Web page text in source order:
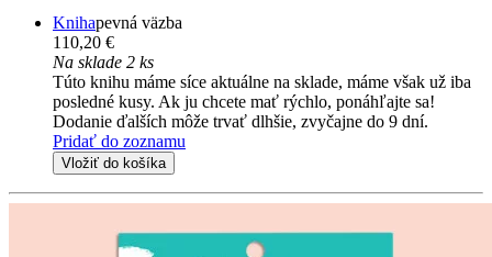
Knihapevná väzba
110,20 €
Na sklade 2 ks
Túto knihu máme síce aktuálne na sklade, máme však už iba
posledné kusy. Ak ju chcete mať rýchlo, ponáhľajte sa!
Dodanie ďalších môže trvať dlhšie, zvyčajne do 9 dní.
Pridať do zoznamu
Vložiť do košíka